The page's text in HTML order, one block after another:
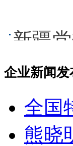
新疆
企业新闻发
全国
熊晓